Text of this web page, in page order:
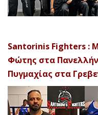
Santorinis Fighters :
Φώτης στα
Πυγμαχίας στα